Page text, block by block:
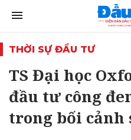
THỜI SỰ ĐẦU TƯ
TS Đại học
đầu tư công
trong bối cảnh